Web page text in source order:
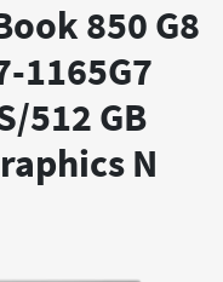
850 G8
1165G7
512 GB
N